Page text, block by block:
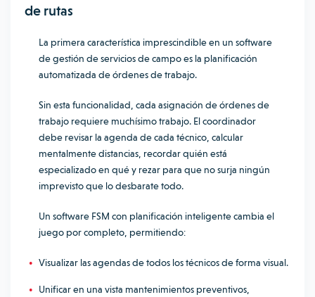
de rutas
La primera característica imprescindible en un software
de gestión de servicios de campo es la planificación
automatizada de órdenes de trabajo.
Sin esta funcionalidad, cada asignación de órdenes de
trabajo requiere muchísimo trabajo. El coordinador
debe revisar la agenda de cada técnico, calcular
mentalmente distancias, recordar quién está
especializado en qué y rezar para que no surja ningún
imprevisto que lo desbarate todo.
Un software FSM con planificación inteligente cambia el
juego por completo, permitiendo:
Visualizar las agendas de todos los técnicos de forma visual.
Unificar en una vista mantenimientos preventivos,